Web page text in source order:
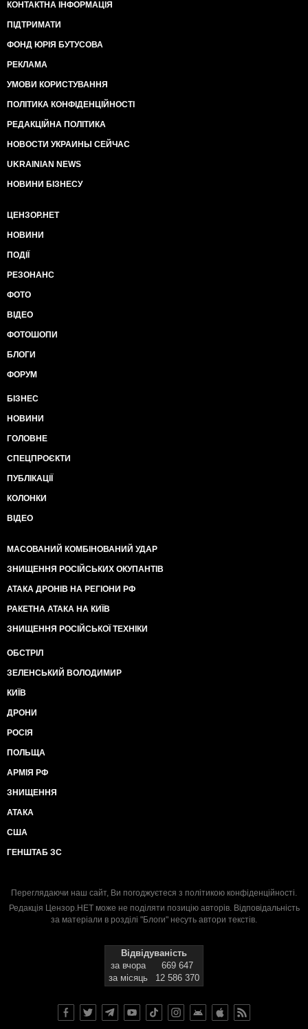
КОНТАКТНА ІНФОРМАЦІЯ
ПІДТРИМАТИ
ФОНД ЮРІЯ БУТУСОВА
РЕКЛАМА
УМОВИ КОРИСТУВАННЯ
ПОЛІТИКА КОНФІДЕНЦІЙНОСТІ
РЕДАКЦІЙНА ПОЛІТИКА
НОВОСТИ УКРАИНЫ СЕЙЧАС
UKRAINIAN NEWS
НОВИНИ БІЗНЕСУ
ЦЕНЗОР.НЕТ
НОВИНИ
ПОДІЇ
РЕЗОНАНС
ФОТО
ВІДЕО
ФОТОШОПИ
БЛОГИ
ФОРУМ
БІЗНЕС
НОВИНИ
ГОЛОВНЕ
СПЕЦПРОЄКТИ
ПУБЛІКАЦІЇ
КОЛОНКИ
ВІДЕО
МАСОВАНИЙ КОМБІНОВАНИЙ УДАР
ЗНИЩЕННЯ РОСІЙСЬКИХ ОКУПАНТІВ
АТАКА ДРОНІВ НА РЕГІОНИ РФ
РАКЕТНА АТАКА НА КИЇВ
ЗНИЩЕННЯ РОСІЙСЬКОЇ ТЕХНІКИ
ОБСТРІЛ
ЗЕЛЕНСЬКИЙ ВОЛОДИМИР
КИЇВ
ДРОНИ
РОСІЯ
ПОЛЬЩА
АРМІЯ РФ
ЗНИЩЕННЯ
АТАКА
США
ГЕНШТАБ ЗС
Переглядаючи наш сайт, Ви погоджуєтеся з політикою конфіденційності.
Редакція Цензор.НЕТ може не поділяти позицію авторів. Відповідальність
за матеріали в розділі "Блоги" несуть автори текстів.
Відвідуваність
за вчора
669 647
за місяць
12 586 370